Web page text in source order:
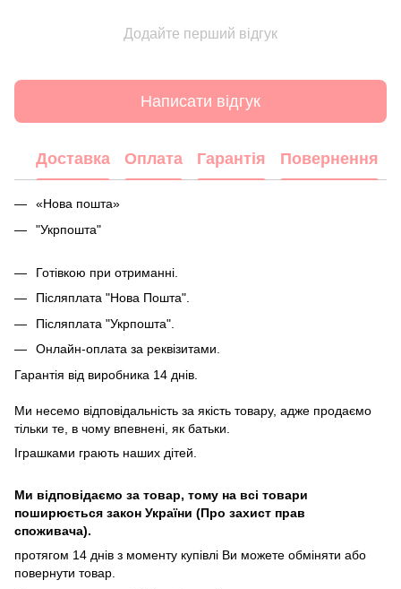
Додайте перший відгук
Написати відгук
Доставка Оплата Гарантія Повернення
«Нова пошта»
"Укрпошта"
Готівкою при отриманні.
Післяплата "Нова Пошта".
Післяплата "Укрпошта".
Онлайн-оплата за реквізитами.
Гарантія від виробника 14 днів.
Ми несемо відповідальність за якість товару, адже продаємо
тільки те, в чому впевнені, як батьки.
Іграшками грають наших дітей.
Ми відповідаємо за товар, тому на всі товари
поширюється закон України (Про захист прав
споживача).
протягом 14 днів з моменту купівлі Ви можете обміняти або
повернути товар.